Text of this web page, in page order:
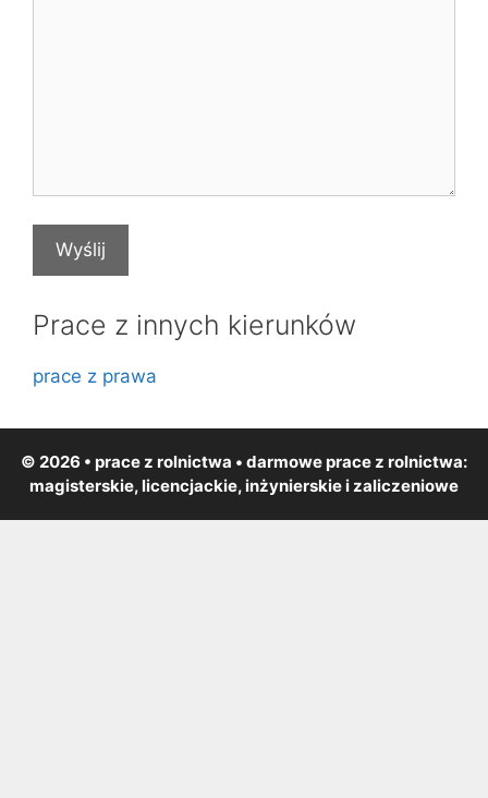
Prace z innych kierunków
prace z prawa
© 2026 • prace z rolnictwa • darmowe prace z rolnictwa:
magisterskie, licencjackie, inżynierskie i zaliczeniowe